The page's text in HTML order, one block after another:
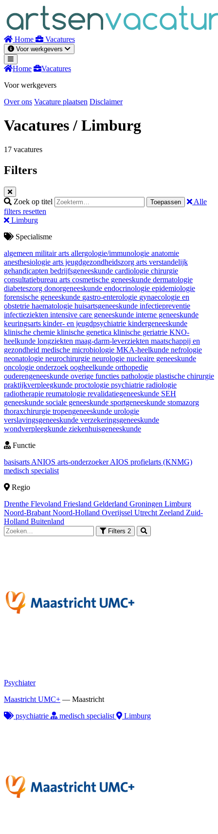
inhoud
Home Vacatures
Voor werkgevers
Home
Vacatures
Voor werkgevers
Over ons Vacature plaatsen Disclaimer
Vacatures/ Limburg
17 vacatures
Filters
Zoek op titel Toepassen
Alle
filters resetten
Limburg
Specialisme
algemeen militair arts allergologie/immunologie anatomie
anesthesiologie arts jeugdgezondheidszorg arts verstandelijk
gehandicapten bedrijfsgeneeskunde cardiologie chirurgie
consultatiebureau arts cosmetische geneeskunde dermatologie
diabeteszorg donorgeneeskunde endocrinologie epidemiologie
forensische geneeskunde gastro-enterologie gynaecologie en
obstetrie haematologie huisartsgeneeskunde infectiepreventie
infectieziekten intensive care geneeskunde interne geneeskunde
keuringsarts kinder- en jeugdpsychiatrie kindergeneeskunde
klinische chemie klinische genetica klinische geriatrie KNO-
heelkunde longziekten maag-darm-leverziekten maatschappij en
gezondheid medische microbiologie MKA-heelkunde nefrologie
neonatologie neurochirurgie neurologie nucleaire geneeskunde
oncologie onderzoek oogheelkunde orthopedie
ouderengeneeskunde overige functies pathologie plastische chirurgie
praktijkverpleegkunde proctologie psychiatrie radiologie
radiotherapie reumatologie revalidatiegeneeskunde SEH
geneeskunde sociale geneeskunde sportgeneeskunde stomazorg
thoraxchirurgie tropengeneeskunde urologie
verslavingsgeneeskunde verzekeringsgeneeskunde
wondverpleegkunde ziekenhuisgeneeskunde
Functie
basisarts ANIOS arts-onderzoekerAIOS profielarts (KNMG)
medisch specialist
Regio
Drenthe Flevoland Friesland Gelderland Groningen Limburg
Noord-Brabant Noord-Holland Overijssel Utrecht Zeeland Zuid-
Holland Buitenland
Filters 2
Psychiater
Maastricht UMC+ — Maastricht
psychiatrie
medisch specialist Limburg